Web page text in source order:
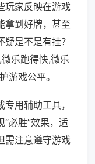
玩家反映在游戏
拿到好牌，甚至
是不是有挂？
乐跑得快,微乐
游戏公平。
用辅助工具，
必胜”效果，适
需注意遵守游戏